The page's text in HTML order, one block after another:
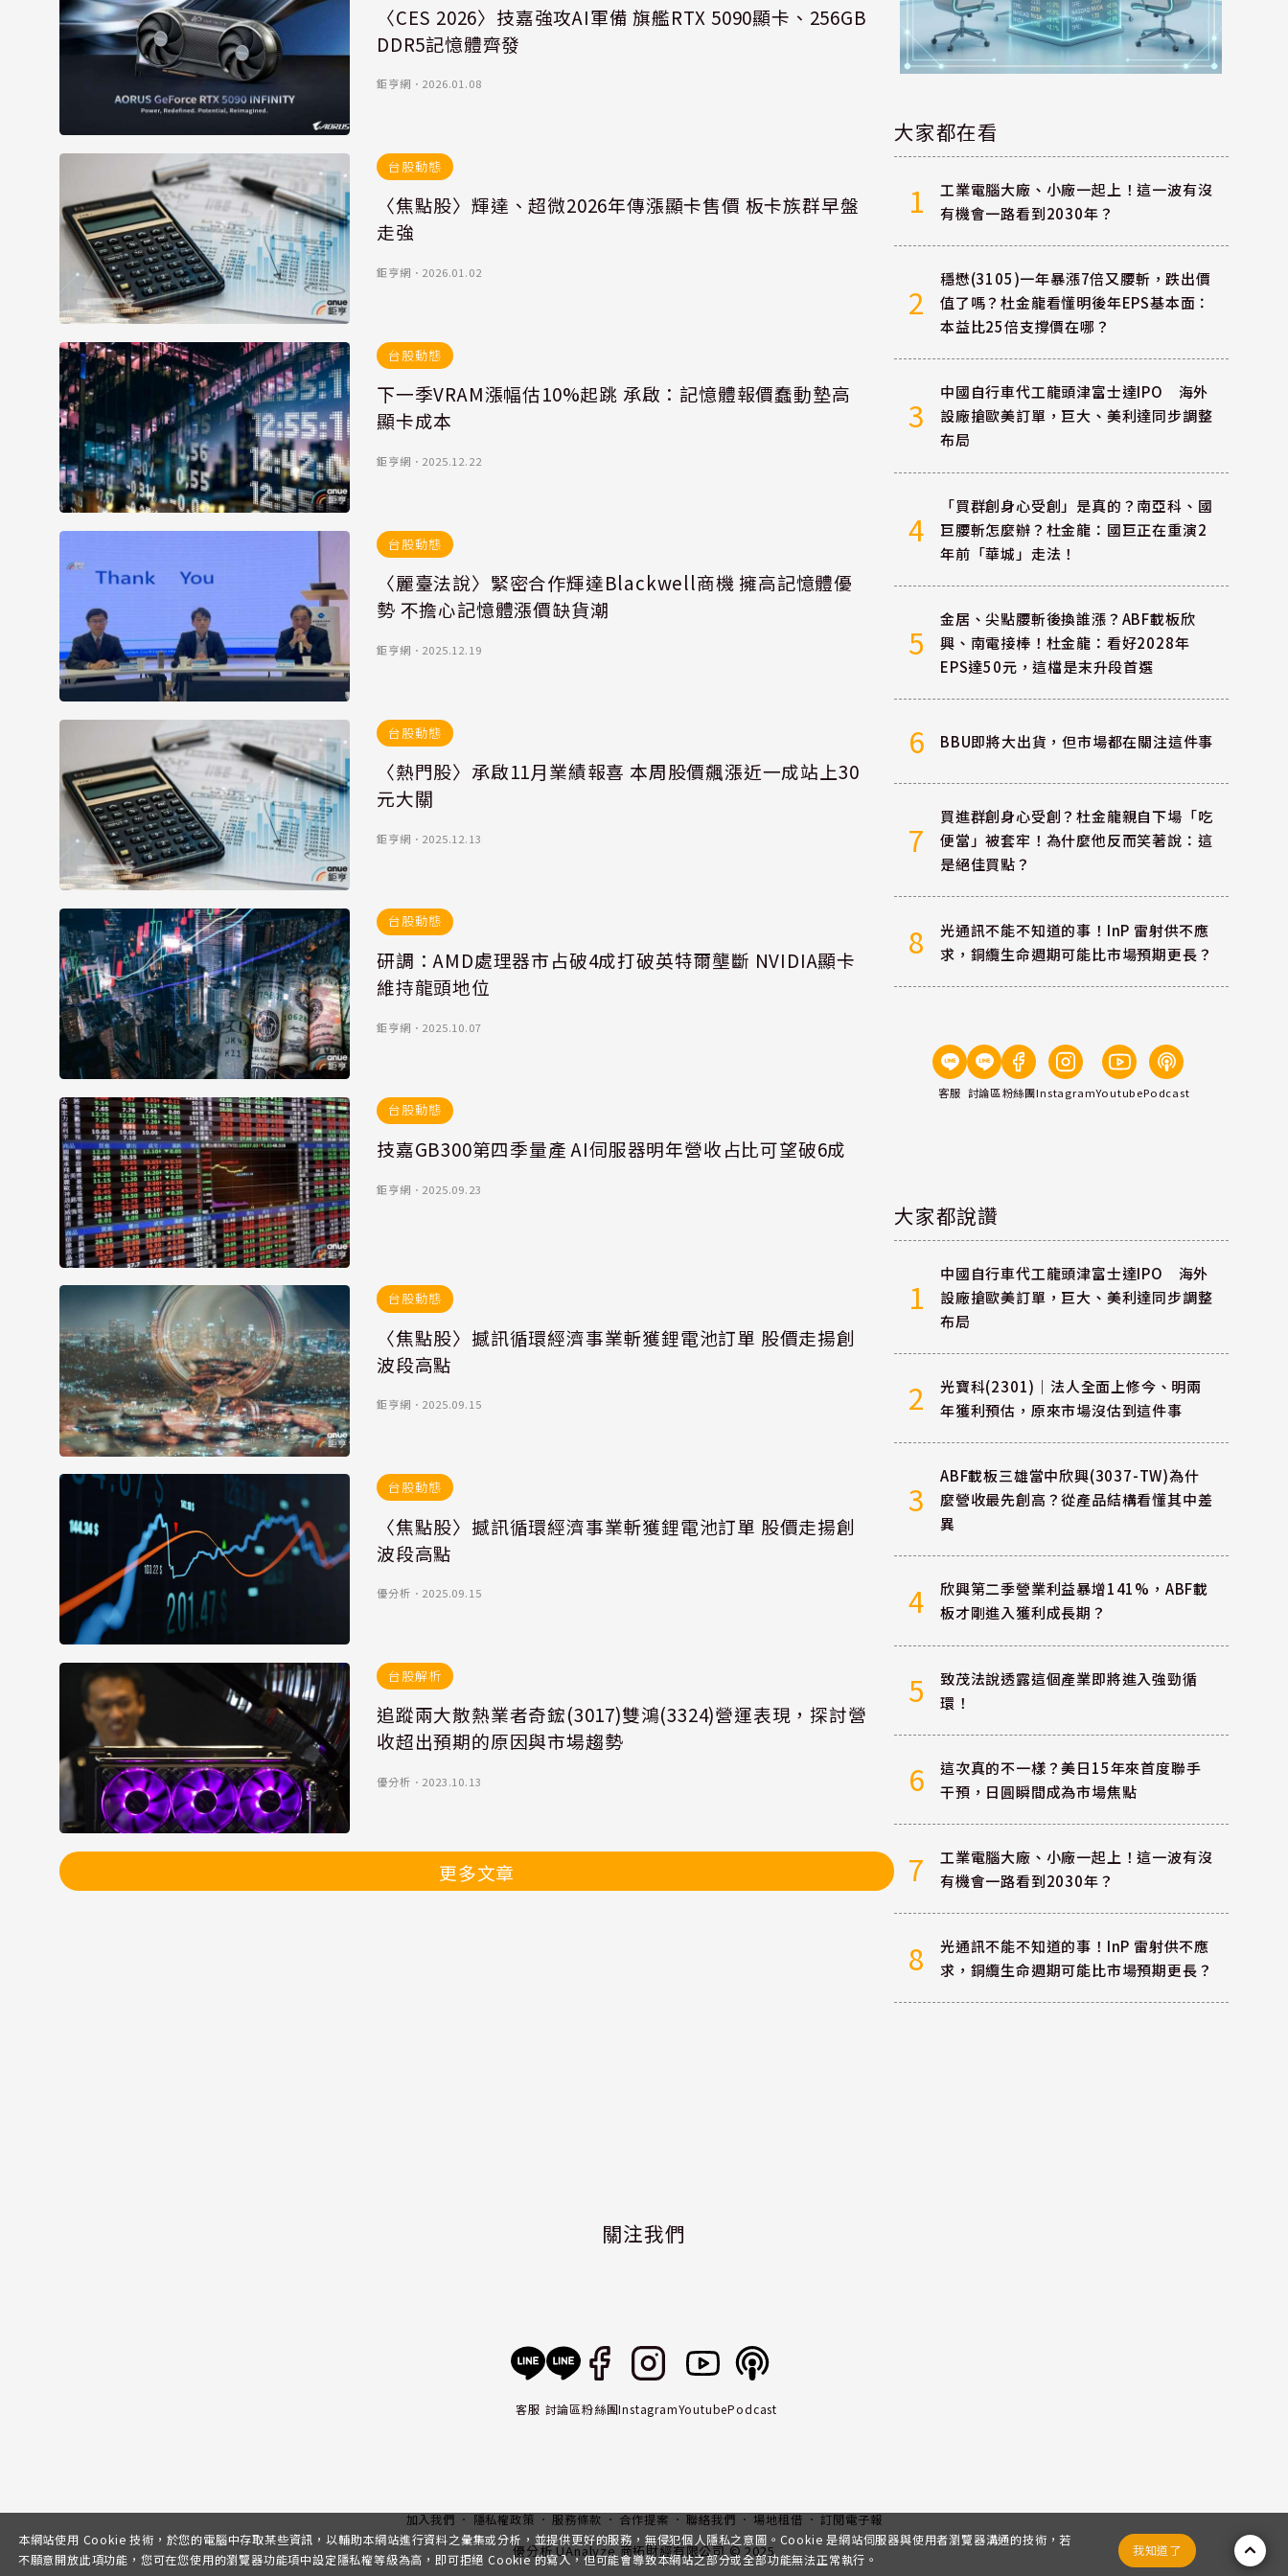
〈CES 2026〉技嘉強攻AI軍備 旗艦RTX 5090顯卡、256GB
DDR5記憶體齊發
鉅亨網 ． 2026.01.08
台股動態
〈焦點股〉輝達、超微2026年傳漲顯卡售價 板卡族群早盤
走強
鉅亨網 ． 2026.01.02
台股動態
下一季VRAM漲幅估10%起跳 承啟：記憶體報價蠢動墊高
顯卡成本
鉅亨網 ． 2025.12.22
台股動態
〈麗臺法說〉緊密合作輝達Blackwell商機 擁高記憶體優
勢 不擔心記憶體漲價缺貨潮
鉅亨網 ． 2025.12.19
台股動態
〈熱門股〉承啟11月業績報喜 本周股價飆漲近一成站上30
元大關
鉅亨網 ． 2025.12.13
台股動態
研調：AMD處理器市占破4成打破英特爾壟斷 NVIDIA顯卡
維持龍頭地位
鉅亨網 ． 2025.10.07
台股動態
技嘉GB300第四季量產 AI伺服器明年營收占比可望破6成
鉅亨網 ． 2025.09.23
台股動態
〈焦點股〉撼訊循環經濟事業斬獲鋰電池訂單 股價走揚創
波段高點
鉅亨網 ． 2025.09.15
台股動態
〈焦點股〉撼訊循環經濟事業斬獲鋰電池訂單 股價走揚創
波段高點
優分析 ． 2025.09.15
台股解析
追蹤兩大散熱業者奇鋐(3017)雙鴻(3324)營運表現，探討營
收超出預期的原因與市場趨勢
優分析 ． 2023.10.13
更多文章
大家都在看
1
工業電腦大廠、小廠一起上！這一波有沒
有機會一路看到2030年？
2
穩懋(3105)一年暴漲7倍又腰斬，跌出價
值了嗎？杜金龍看懂明後年EPS基本面：
本益比25倍支撐價在哪？
3
中國自行車代工龍頭津富士達IPO 海外
設廠搶歐美訂單，巨大、美利達同步調整
布局
4
「買群創身心受創」是真的？南亞科、國
巨腰斬怎麼辦？杜金龍：國巨正在重演2
年前「華城」走法！
5
金居、尖點腰斬後換誰漲？ABF載板欣
興、南電接棒！杜金龍：看好2028年
EPS達50元，這檔是末升段首選
6 BBU即將大出貨，但市場都在關注這件事
7
買進群創身心受創？杜金龍親自下場「吃
便當」被套牢！為什麼他反而笑著說：這
是絕佳買點？
8
光通訊不能不知道的事！InP 雷射供不應
求，銅纜生命週期可能比市場預期更長？
客服 討論區粉絲團InstagramYoutubePodcast
大家都說讚
1
中國自行車代工龍頭津富士達IPO 海外
設廠搶歐美訂單，巨大、美利達同步調整
布局
2
光寶科(2301)｜法人全面上修今、明兩
年獲利預估，原來市場沒估到這件事
3
ABF載板三雄當中欣興(3037-TW)為什
麼營收最先創高？從產品結構看懂其中差
異
4
欣興第二季營業利益暴增141%，ABF載
板才剛進入獲利成長期？
5
致茂法說透露這個產業即將進入強勁循
環！
6
這次真的不一樣？美日15年來首度聯手
干預，日圓瞬間成為市場焦點
7
工業電腦大廠、小廠一起上！這一波有沒
有機會一路看到2030年？
8
光通訊不能不知道的事！InP 雷射供不應
求，銅纜生命週期可能比市場預期更長？
關注我們
客服 討論區粉絲團InstagramYoutubePodcast
加入我們 隱私權政策 服務條款 合作提案 聯絡我們 場地租借 訂閱電子報
優分析 UAnalyze 商拓財經有限公司 © 2025
本網站使用 Cookie 技術，於您的電腦中存取某些資訊，以輔助本網站進行資料之彙集或分析，並提供更好的服務，無侵犯個人隱私之意圖。Cookie 是網站伺服器與使用者瀏覽器溝通的技術，若
不願意開放此項功能，您可在您使用的瀏覽器功能項中設定隱私權等級為高，即可拒絕 Cookie 的寫入，但可能會導致本網站之部分或全部功能無法正常執行。
我知道了